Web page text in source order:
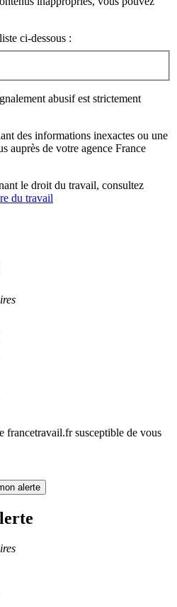
ci-dessous :
abusif est strictement
des informations inexactes ou une
auprès de votre agence France
le droit du travail, consultez
du travail
francetravail.fr susceptible de vous
alerte